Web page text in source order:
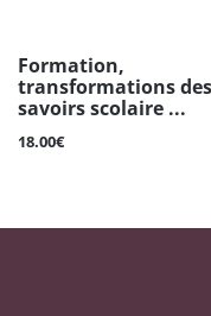
Formation,
transformations des
savoirs scolaire ...
18.00€